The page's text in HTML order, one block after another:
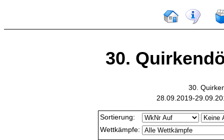
30.
30.
28.09.2019-
Sortierung:
Wettkämpfe: